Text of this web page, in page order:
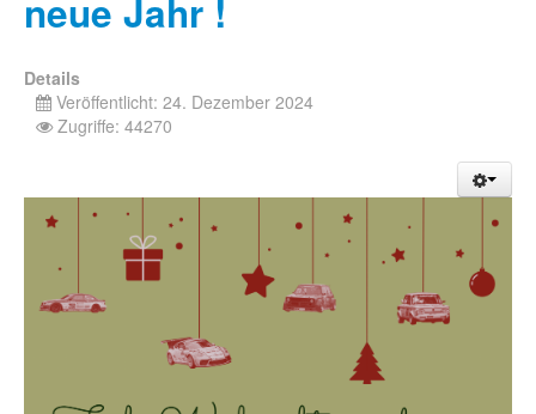
neue Jahr !
Details
Veröffentlicht: 24. Dezember 2024
Zugriffe: 44270